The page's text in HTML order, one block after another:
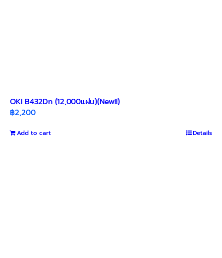
OKI B432Dn (12,000แผ่น)(New!!)
฿2,200
Add to cart Details